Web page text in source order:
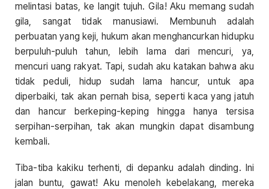
melintasi batas, ke langit tujuh. Gila! Aku memang sudah
gila, sangat tidak manusiawi. Membunuh adalah
perbuatan yang keji, hukum akan menghancurkan hidupku
berpuluh-puluh tahun, lebih lama dari mencuri, ya,
mencuri uang rakyat. Tapi, sudah aku katakan bahwa aku
tidak peduli, hidup sudah lama hancur, untuk apa
diperbaiki, tak akan pernah bisa, seperti kaca yang jatuh
dan hancur berkeping-keping hingga hanya tersisa
serpihan-serpihan, tak akan mungkin dapat disambung
kembali.
Tiba-tiba kakiku terhenti, di depanku adalah dinding. Ini
jalan buntu, gawat! Aku menoleh kebelakang, mereka